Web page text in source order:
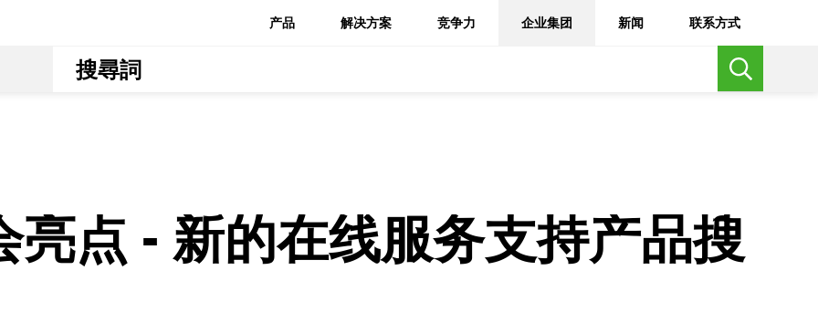
产品 解决方案 竞争力 企业集团 新闻 联系方式
亮点 - 新的在线服务支持产品搜